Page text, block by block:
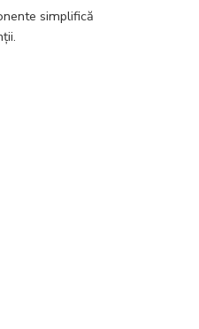
simplifică